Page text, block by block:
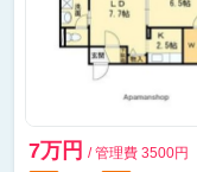
7万円 / 管理費 3500円